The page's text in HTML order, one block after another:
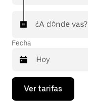
¿A dónde vas?
Fecha
Presiona
flecha
Ver tarifas